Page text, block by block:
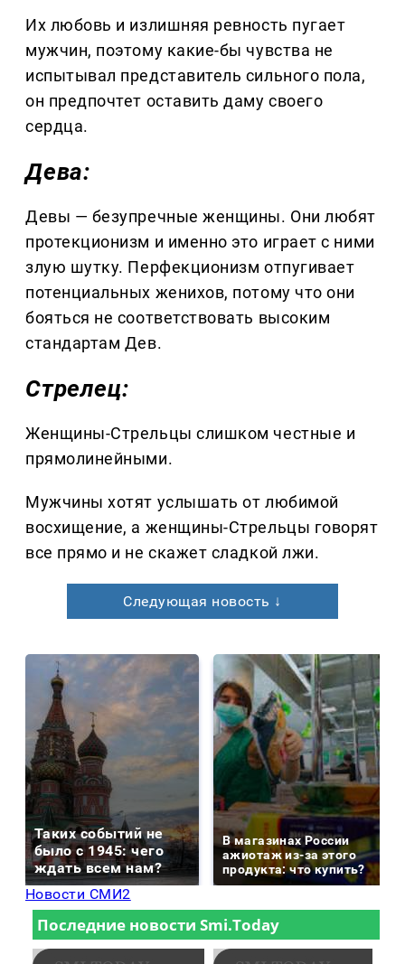
Их любовь и излишняя ревность пугает
мужчин, поэтому какие-бы чувства не
испытывал представитель сильного пола,
он предпочтет оставить даму своего
сердца.
Дева:
Девы — безупречные женщины. Они любят
протекционизм и именно это играет с ними
злую шутку. Перфекционизм отпугивает
потенциальных женихов, потому что они
бояться не соответствовать высоким
стандартам Дев.
Стрелец:
Женщины-Стрельцы слишком честные и
прямолинейными.
Мужчины хотят услышать от любимой
восхищение, а женщины-Стрельцы говорят
все прямо и не скажет сладкой лжи.
Следующая новость ↓
Таких событий не
было с 1945: чего
ждать всем нам?
В магазинах России
ажиотаж из-за этого
продукта: что купить?
Новости СМИ2